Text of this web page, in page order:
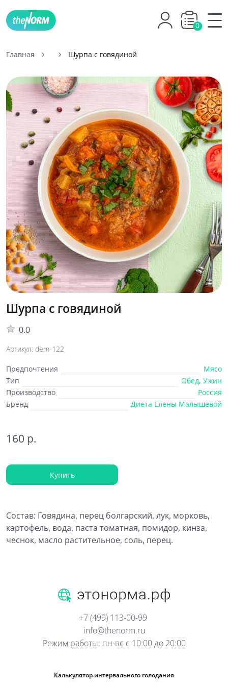
0
Главная Шурпа с говядиной
Шурпа с говядиной
0.0
Артикул: dem-122
Предпочтения
Мясо
Тип
Обед, Ужин
Производство
Россия
Бренд
Диета Елены Малышевой
160 р.
Купить
Состав: Говядина, перец болгарский, лук, морковь,
картофель, вода, паста томатная, помидор, кинза,
чеснок, масло растительное, соль, перец.
+7 (499) 113-00-99
info@thenorm.ru
Режим работы: пн-вс с 10:00 до 20:00
Калькулятор интервального голодания